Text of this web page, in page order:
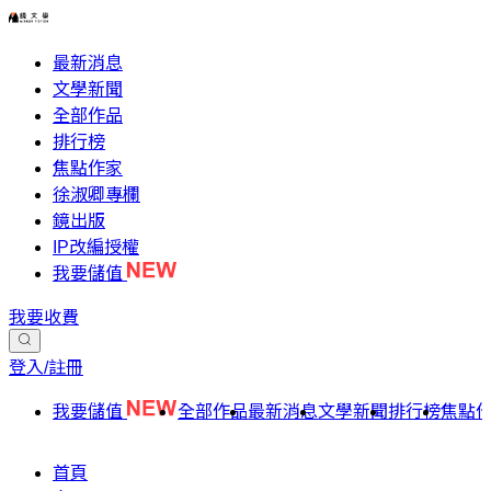
最新消息
文學新聞
全部作品
排行榜
焦點作家
徐淑卿專欄
鏡出版
IP改編授權
我要儲值
我要收費
登入/註冊
我要儲值 全部作品最新消息文學新聞排行榜焦點
首頁